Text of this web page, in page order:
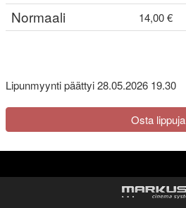
Normaali 14,00 €
Lipunmyynti päättyi 28.05.2026 19.30
Osta lippuja